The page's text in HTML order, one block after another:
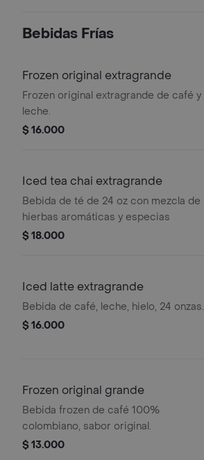
Bebidas Frí­as
Frozen original extragrande
Frozen original extragrande de café y
leche.
$ 16.000
Iced tea chai extragrande
Bebida de té de 24 oz con mezcla de
hierbas aromáticas y especias
$ 18.000
Iced latte extragrande
Bebida de café, leche, hielo, 24 onzas.
$ 16.000
Frozen original grande
Bebida frozen de café 100%
colombiano, sabor original.
$ 13.000